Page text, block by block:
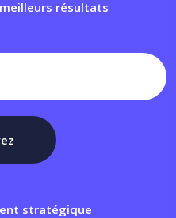
résultats
stratégique